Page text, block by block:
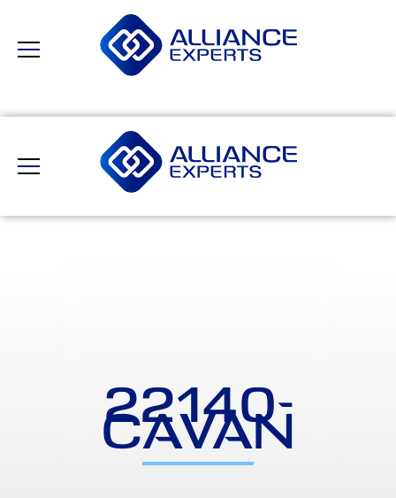
22140-
CAVAN